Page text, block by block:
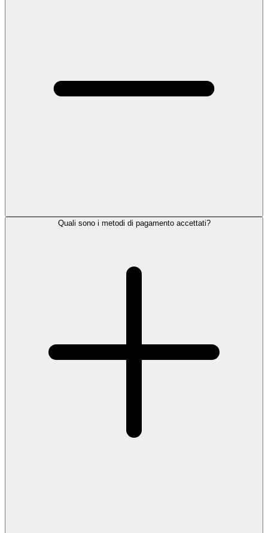
Quali sono i metodi di pagamento accettati?